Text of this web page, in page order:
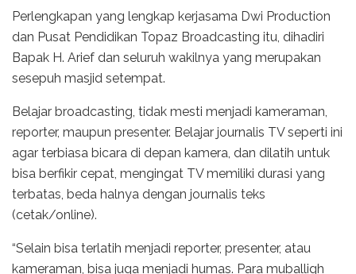
Perlengkapan yang lengkap kerjasama Dwi Production
dan Pusat Pendidikan Topaz Broadcasting itu, dihadiri
Bapak H. Arief dan seluruh wakilnya yang merupakan
sesepuh masjid setempat.
Belajar broadcasting, tidak mesti menjadi kameraman,
reporter, maupun presenter. Belajar journalis TV seperti ini
agar terbiasa bicara di depan kamera, dan dilatih untuk
bisa berfikir cepat, mengingat TV memiliki durasi yang
terbatas, beda halnya dengan journalis teks
(cetak/online).
“Selain bisa terlatih menjadi reporter, presenter, atau
kameraman, bisa juga menjadi humas. Para muballigh